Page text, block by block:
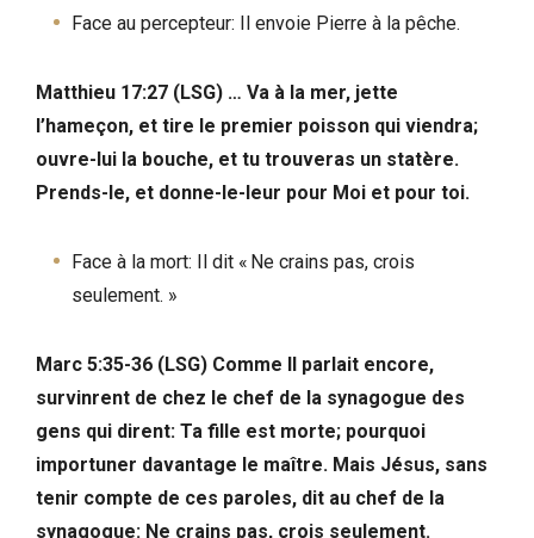
Face au percepteur: Il envoie Pierre à la pêche.
Matthieu 17:27 (LSG) … Va à la mer, jette
l’hameçon, et tire le premier poisson qui viendra;
ouvre-lui la bouche, et tu trouveras un statère.
Prends-le, et donne-le-leur pour Moi et pour toi.
Face à la mort: Il dit « Ne crains pas, crois
seulement. »
Marc 5:35-36 (LSG) Comme Il parlait encore,
survinrent de chez le chef de la synagogue des
gens qui dirent: Ta fille est morte; pourquoi
importuner davantage le maître. Mais Jésus, sans
tenir compte de ces paroles, dit au chef de la
synagogue: Ne crains pas, crois seulement.